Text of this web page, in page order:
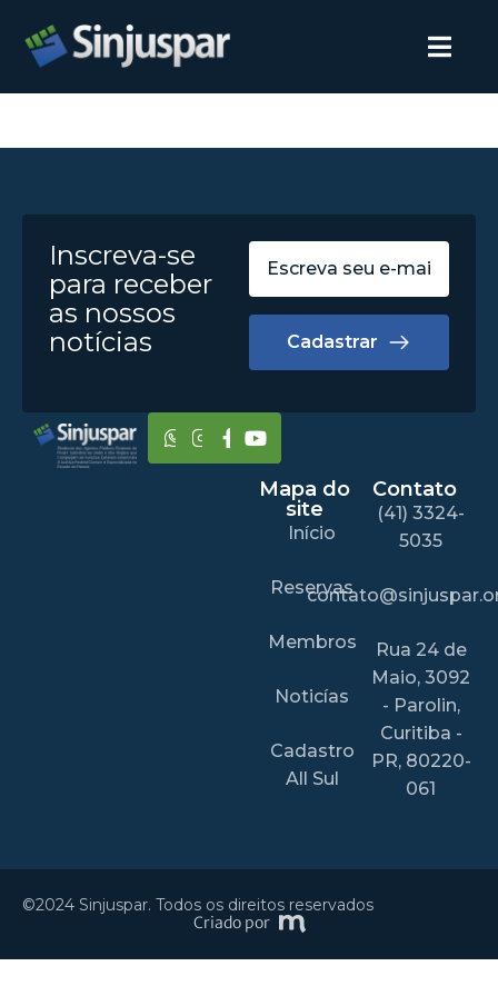
Inscreva-se
para receber
as nossos
notícias
Cadastrar
Mapa do
site
Início
Reservas
Membros
Noticías
Cadastro
All Sul
Contato
(41) 3324-
5035
Rua 24 de
Maio, 3092
- Parolin,
Curitiba -
PR, 80220-
061
©2024 Sinjuspar. Todos os direitos reservados
Criado por